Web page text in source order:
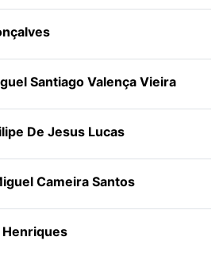
Santiago Valença Vieira
De Jesus Lucas
Cameira Santos